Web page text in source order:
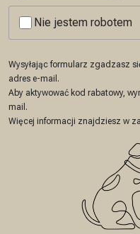
Nie jestem robotem
Wysyłając formularz zgadzasz
adres e-mail.
Aby aktywować kod rabatowy,
mail.
Więcej informacji znajdziesz w